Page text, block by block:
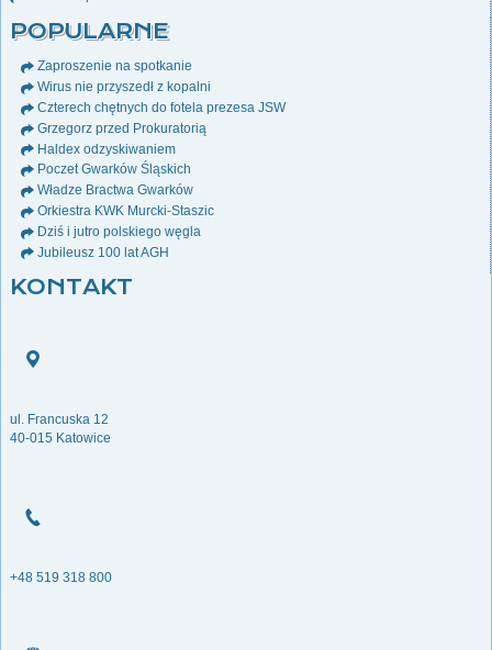
POPULARNE
Zaproszenie na spotkanie
Wirus nie przyszedł z kopalni
Czterech chętnych do fotela prezesa JSW
Grzegorz przed Prokuratorią
Haldex odzyskiwaniem
Poczet Gwarków Śląskich
Władze Bractwa Gwarków
Orkiestra KWK Murcki-Staszic
Dziś i jutro polskiego węgla
Jubileusz 100 lat AGH
KONTAKT
ul. Francuska 12
40-015 Katowice
+48 519 318 800